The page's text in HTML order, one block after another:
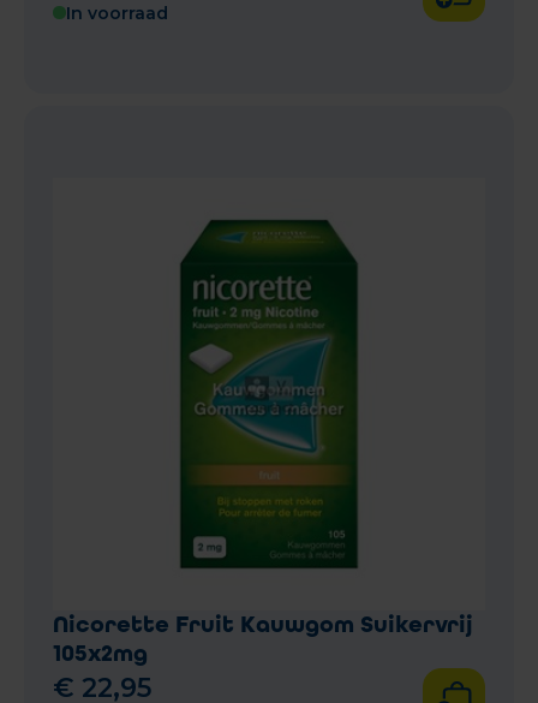
In voorraad
Nicorette Fruit Kauwgom Suikervrij
105x2mg
€ 22,95